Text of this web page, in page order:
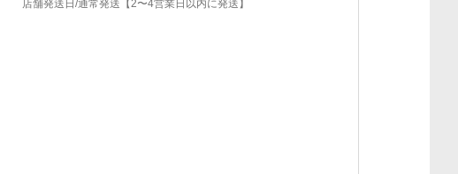
店舗発送日/通常発送【2〜4営業日以内に発送】